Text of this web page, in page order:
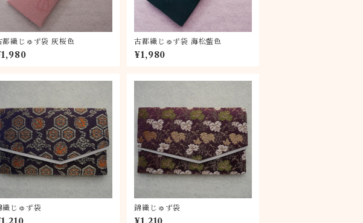
都織じゅず袋 灰桜色 古都織じゅず袋 海松藍色
¥1,980
織じゅず袋 錦織じゅず袋